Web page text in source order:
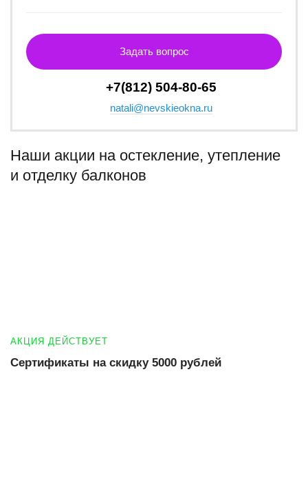
Задать вопрос
+7(812) 504-80-65
natali@nevskieokna.ru
Наши акции на остекление, утепление
и отделку балконов
АКЦИЯ ДЕЙСТВУЕТ
Сертификаты на скидку 5000 рублей